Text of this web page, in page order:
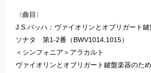
〈曲目〉
J.S.バッハ：ヴァイオリンとオブリガート
ソナタ 第1-2番（BWV1014,1015）
＜シンフォニア＞アラカルト
ヴァイオリンとオブリガート鍵盤楽器のた